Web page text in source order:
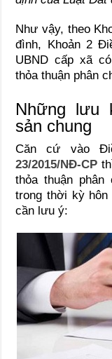
Như vậy, theo
đình, Khoản 2
UBND cấp xã
thỏa thuận phân
Những lưu
sản chung
Căn cứ vào
23/2015/NĐ-CP
thỏa thuận
trong thời kỳ
cần lưu ý: